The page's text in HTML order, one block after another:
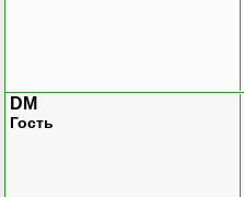
DM
Гость